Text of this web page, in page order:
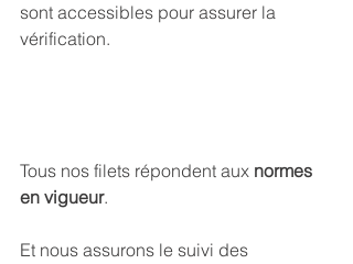
sont accessibles pour assurer la
vérification.
Tous nos filets répondent aux normes
en vigueur.
Et nous assurons le suivi des